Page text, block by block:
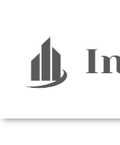
содержимому